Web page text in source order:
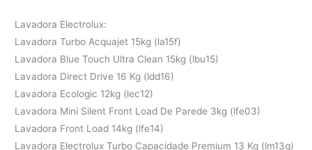
Lavadora Electrolux:
Lavadora Turbo Acquajet 15kg (la15f)
Lavadora Blue Touch Ultra Clean 15kg (lbu15)
Lavadora Direct Drive 16 Kg (ldd16)
Lavadora Ecologic 12kg (lec12)
Lavadora Mini Silent Front Load De Parede 3kg (lfe03)
Lavadora Front Load 14kg (lfe14)
Lavadora Electrolux Turbo Capacidade Premium 13 Kg (lm13q)